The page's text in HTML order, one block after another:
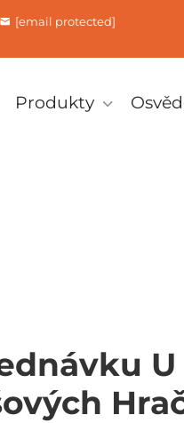
[email protected]
Produkty